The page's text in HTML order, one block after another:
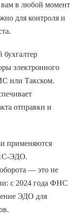
вам в любой момент
для контроля и
бухгалтер
электронного
или Такском.
отправки и
применяются
ЭДО.
— это не
с 2024 года ФНС
ЭДО для